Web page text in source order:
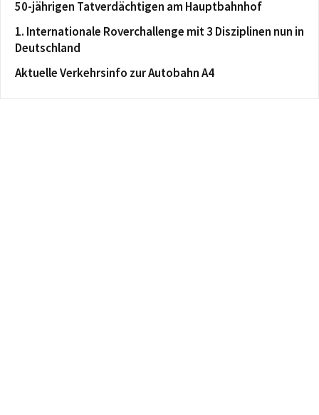
50-jährigen Tatverdächtigen am Hauptbahnhof
1. Internationale Roverchallenge mit 3 Disziplinen nun in
Deutschland
Aktuelle Verkehrsinfo zur Autobahn A4